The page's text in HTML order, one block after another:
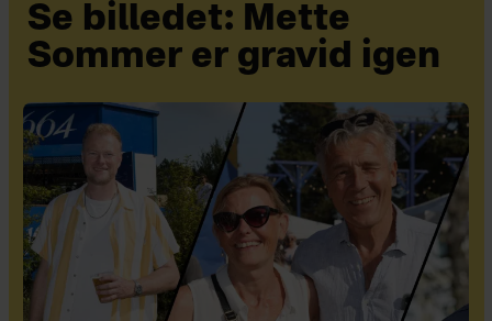
Se billedet: Mette
Sommer er gravid igen